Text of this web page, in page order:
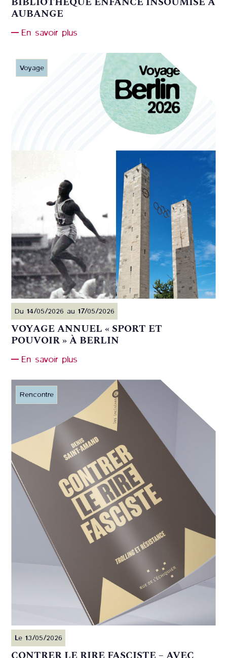
BIBLIOTHÈQUE ENFANCE INSOUMISE À
AUBANGE
En savoir plus
Voyage
Du 14/05/2026 au 17/05/2026
VOYAGE ANNUEL « SPORT ET
POUVOIR » À BERLIN
En savoir plus
Rencontre
Le 13/05/2026